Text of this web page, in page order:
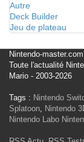
Autre
Deck Builder
Jeu de plateau
Nintendo-
Toute l'actualité
Mario - 2003-2026
Tags : Nintendo
Splatoon, Nintendo
Nintendo Labo